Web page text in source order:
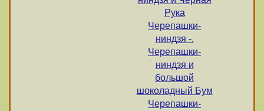
Рука
Черепашки-
ниндзя -.
Черепашки-
ниндзя и
большой
шоколадный Бум
Черепашки-